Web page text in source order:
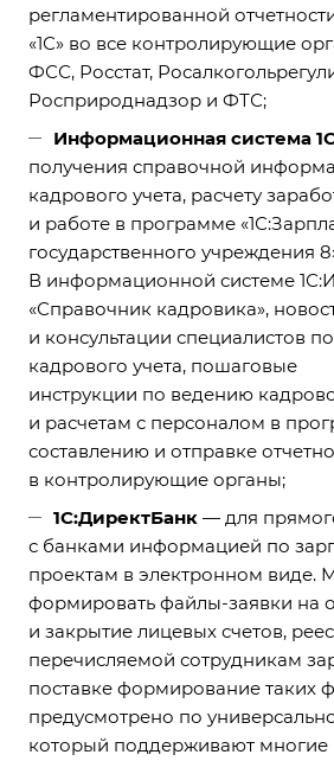
регламентированной
«1С» во все контролирующие
ФСС, Росстат,
Росприроднадзор и ФТС;
Информационная система
получения справочной
кадрового учета, расчету
и работе в программе
государственного учреждения
В информационной системе
«Справочник кадровика»,
и консультации специалистов
кадрового учета, пошаговые
инструкции по ведению
и расчетам с персоналом в
составлению и отправке
в контролирующие органы;
1С:ДиректБанк — для
с банками информацией по
проектам в электронном виде.
формировать файлы-заявки на
и закрытие лицевых счетов,
перечисляемой сотрудникам
поставке формирование таких
предусмотрено по
который поддерживают многие